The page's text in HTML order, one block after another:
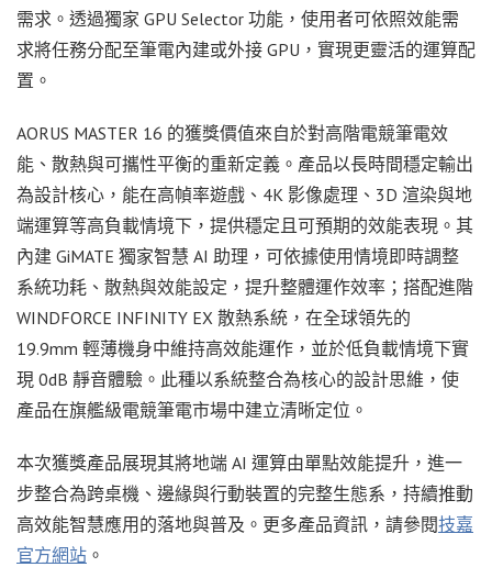
需求。透過獨家 GPU Selector 功能，使用者可依照效能需
求將任務分配至筆電內建或外接 GPU，實現更靈活的運算配
置。
AORUS MASTER 16 的獲獎價值來自於對高階電競筆電效
能、散熱與可攜性平衡的重新定義。產品以長時間穩定輸出
為設計核心，能在高幀率遊戲、4K 影像處理、3D 渲染與地
端運算等高負載情境下，提供穩定且可預期的效能表現。其
內建 GiMATE 獨家智慧 AI 助理，可依據使用情境即時調整
系統功耗、散熱與效能設定，提升整體運作效率；搭配進階
WINDFORCE INFINITY EX 散熱系統，在全球領先的
19.9mm 輕薄機身中維持高效能運作，並於低負載情境下實
現 0dB 靜音體驗。此種以系統整合為核心的設計思維，使
產品在旗艦級電競筆電市場中建立清晰定位。
本次獲獎產品展現其將地端 AI 運算由單點效能提升，進一
步整合為跨桌機、邊緣與行動裝置的完整生態系，持續推動
高效能智慧應用的落地與普及。更多產品資訊，請參閱技嘉
官方網站 。